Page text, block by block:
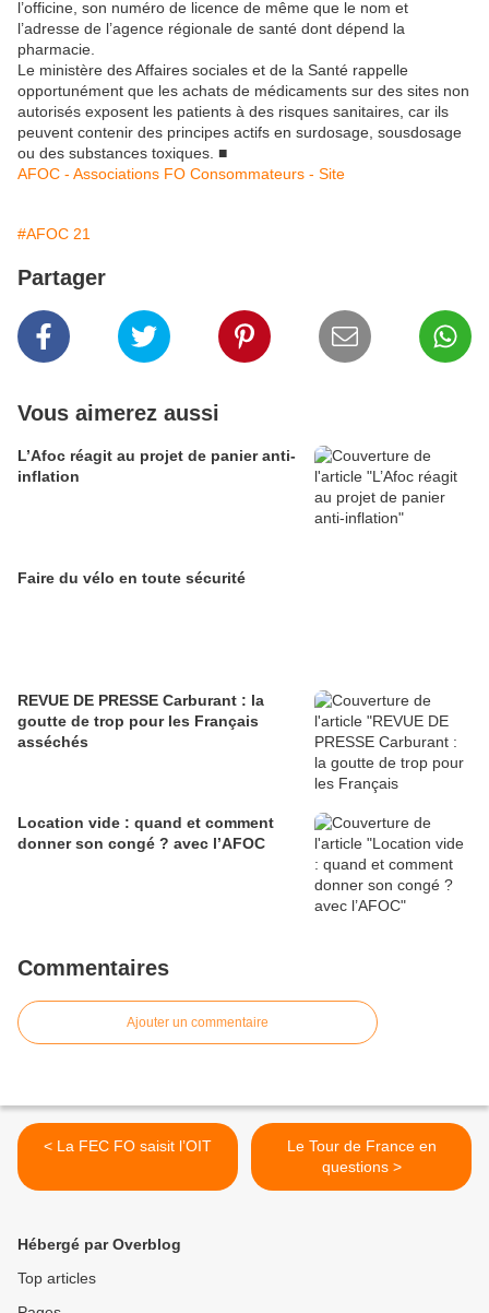
l’officine, son numéro de licence de même que le nom et
l’adresse de l’agence régionale de santé dont dépend la
pharmacie.
Le ministère des Affaires sociales et de la Santé rappelle
opportunément que les achats de médicaments sur des sites non
autorisés exposent les patients à des risques sanitaires, car ils
peuvent contenir des principes actifs en surdosage, sousdosage
ou des substances toxiques. ■
AFOC - Associations FO Consommateurs - Site
#AFOC 21
Partager
Vous aimerez aussi
L’Afoc réagit au projet de panier anti-
inflation
Faire du vélo en toute sécurité
REVUE DE PRESSE Carburant : la
goutte de trop pour les Français
asséchés
Location vide : quand et comment
donner son congé ? avec l’AFOC
Commentaires
Ajouter un commentaire
< La FEC FO saisit l’OIT
Le Tour de France en
questions >
Hébergé par Overblog
Top articles